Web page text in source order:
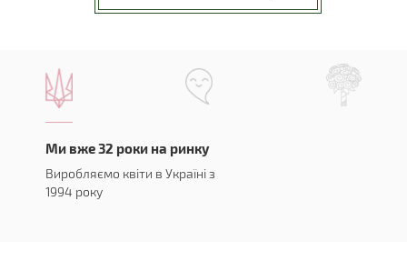
Ми вже 32 роки на ринку
Виробляємо квіти в Україні з
1994 року